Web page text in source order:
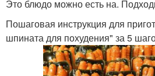
Это блюдо можно есть на.
Пошаговая инструкция для
шпината для похудения" за 5